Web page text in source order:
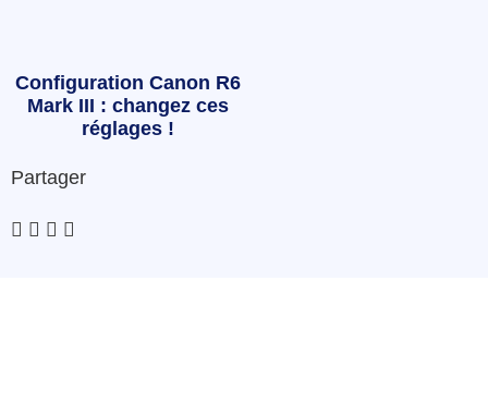
Configuration Canon R6
Mark III : changez ces
réglages !
Partager